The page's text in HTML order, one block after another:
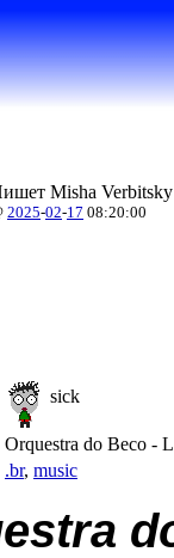
Misha
2025-02-17 08:20:00
sick
Orquestra do Beco -
.br, music